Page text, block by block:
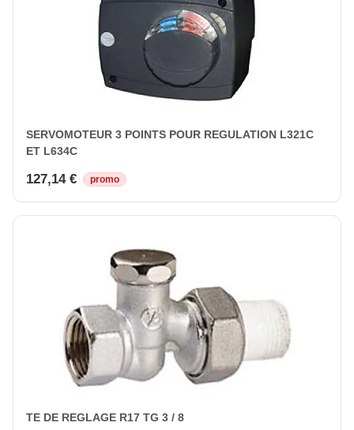
SERVOMOTEUR 3 POINTS POUR REGULATION L321C
ET L634C
127,14 € promo
TE DE REGLAGE R17 TG 3 / 8